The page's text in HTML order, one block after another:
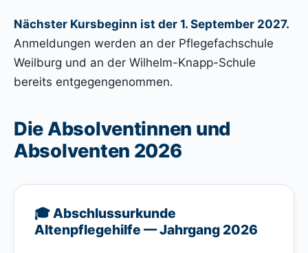
Nächster Kursbeginn ist der 1. September 2027.
Anmeldungen werden an der Pflegefachschule
Weilburg und an der Wilhelm-Knapp-Schule
bereits entgegengenommen.
Die Absolventinnen und
Absolventen 2026
🎓 Abschlussurkunde
Altenpflegehilfe — Jahrgang 2026